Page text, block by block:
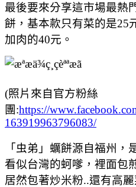
最後要來分享這市場最熱
餅，基本款只有菜的是25
加肉的40元。
(照片來自官方粉絲
團:https://
163919963796083/
「虫弟」蠣餅源自福州
看似台灣的蚵嗲，裡面包
居然包著炒米粉..還有高